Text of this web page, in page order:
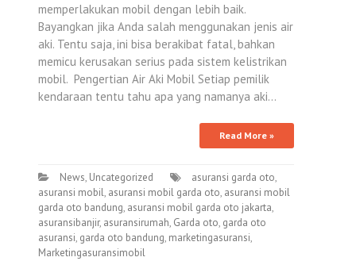
memperlakukan mobil dengan lebih baik.
Bayangkan jika Anda salah menggunakan jenis air
aki. Tentu saja, ini bisa berakibat fatal, bahkan
memicu kerusakan serius pada sistem kelistrikan
mobil. Pengertian Air Aki Mobil Setiap pemilik
kendaraan tentu tahu apa yang namanya aki…
Read More »
News, Uncategorized asuransi garda oto,
asuransi mobil, asuransi mobil garda oto, asuransi mobil
garda oto bandung, asuransi mobil garda oto jakarta,
asuransibanjir, asuransirumah, Garda oto, garda oto
asuransi, garda oto bandung, marketingasuransi,
Marketingasuransimobil